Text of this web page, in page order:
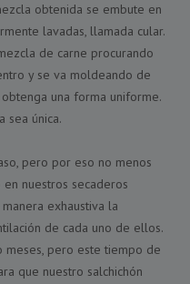
obtenida se embute en
lavadas, llamada cular.
de carne procurando
y se va moldeando de
una forma uniforme.
sea única.
pero por eso no menos
nuestros secaderos
exhaustiva la
de cada uno de ellos.
meses, pero este tiempo de
que nuestro salchichón